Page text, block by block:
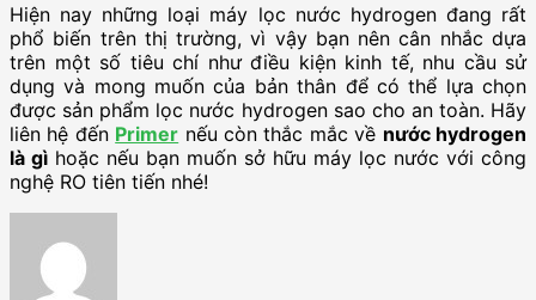
Hiện nay những loại máy lọc nước hydrogen đang rất
phổ biến trên thị trường, vì vậy bạn nên cân nhắc dựa
trên một số tiêu chí như điều kiện kinh tế, nhu cầu sử
dụng và mong muốn của bản thân để có thể lựa chọn
được sản phẩm lọc nước hydrogensao cho an toàn. Hãy
liên hệ đến Primer nếu còn thắc mắc về nước hydrogen
là gì hoặc nếu bạn muốn sở hữu máy lọc nước với công
nghệ RO tiên tiến nhé!